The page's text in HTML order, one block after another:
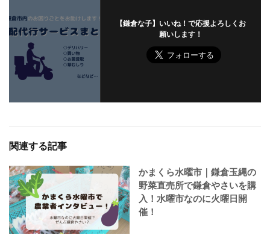
【鎌倉な子】いいね！で応援よろしくお
願いします！
関連する記事
かまくら水曜市｜鎌倉玉縄の
野菜直売所で鎌倉やさいを購
入！水曜市なのに火曜日開
催！